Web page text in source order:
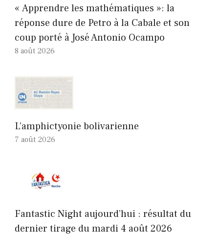
« Apprendre les mathématiques »: la
réponse dure de Petro à la Cabale et son
coup porté à José Antonio Ocampo
8 août 2026
L’amphictyonie bolivarienne
7 août 2026
Fantastic Night aujourd’hui : résultat du
dernier tirage du mardi 4 août 2026